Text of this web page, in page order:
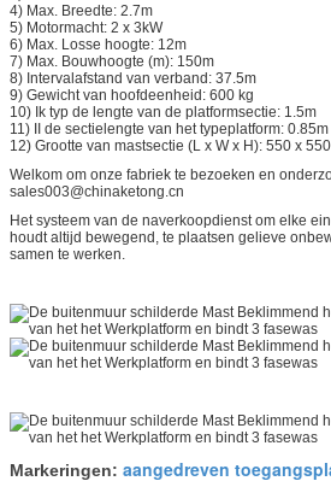
4) Max. Breedte: 2.7m
5) Motormacht: 2 x 3kW
6) Max. Losse hoogte: 12m
7) Max. Bouwhoogte (m): 150m
8) Intervalafstand van verband: 37.5m
9) Gewicht van hoofdeenheid: 600 kg
10) Ik typ de lengte van de platformsectie: 1.5m
11) II de sectielengte van het typeplatform: 0.85m
12) Grootte van mastsectie (L x W x H): 550 x
Welkom om onze fabriek te bezoeken en
sales003@chinaketong.cn
Het systeem van de naverkoopdienst om elke
houdt altijd bewegend, te plaatsen gelieve
samen te werken.
Markeringen: aangedreven